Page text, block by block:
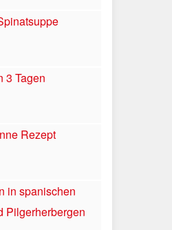
3 Tagen
Rezept
in spanischen
Pilgerherbergen